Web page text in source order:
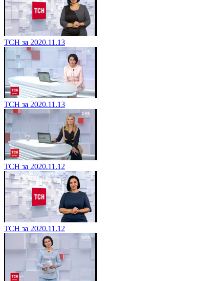
ТСН за 2020.11.13
ТСН за 2020.11.13
ТСН за 2020.11.12
ТСН за 2020.11.12